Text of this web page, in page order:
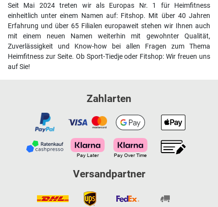
Seit Mai 2024 treten wir als Europas Nr. 1 für Heimfitness
einheitlich unter einem Namen auf: Fitshop. Mit über 40 Jahren
Erfahrung und über 65 Filialen europaweit stehen wir Ihnen auch
mit einem neuen Namen weiterhin mit gewohnter Qualität,
Zuverlässigkeit und Know-how bei allen Fragen zum Thema
Heimfitness zur Seite. Ob Sport-Tiedje oder Fitshop: Wir freuen uns
auf Sie!
Zahlarten
Versandpartner